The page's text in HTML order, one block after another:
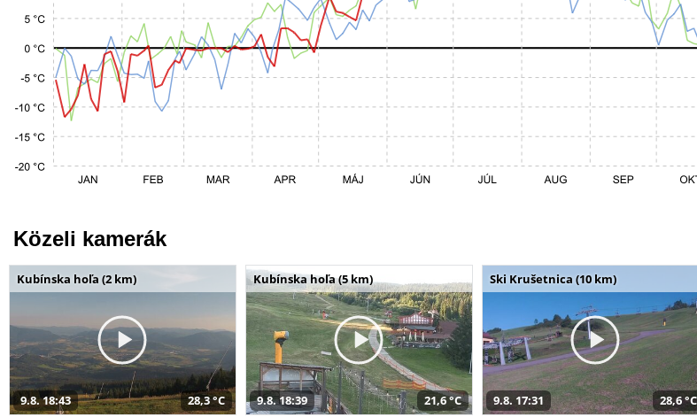
Közeli kamerák
Kubínska hoľa (2 km)
9.8. 18:43 28,3 °C
Kubínska hoľa (5 km)
9.8. 18:39 21,6 °C
Ski Krušetnica (10 km)
9.8. 17:31 28,6 °C